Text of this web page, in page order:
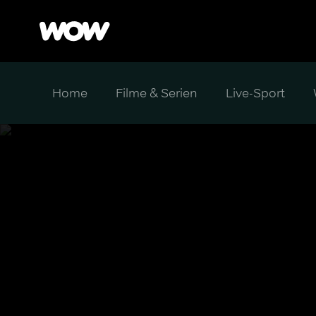
Home Filme & Serien Live-Sport